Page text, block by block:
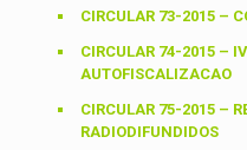
CIRCULAR 73-2015 –
CIRCULAR 74-2015 –
AUTOFISCALIZACAO
CIRCULAR 75-2015 –
RADIODIFUNDIDOS